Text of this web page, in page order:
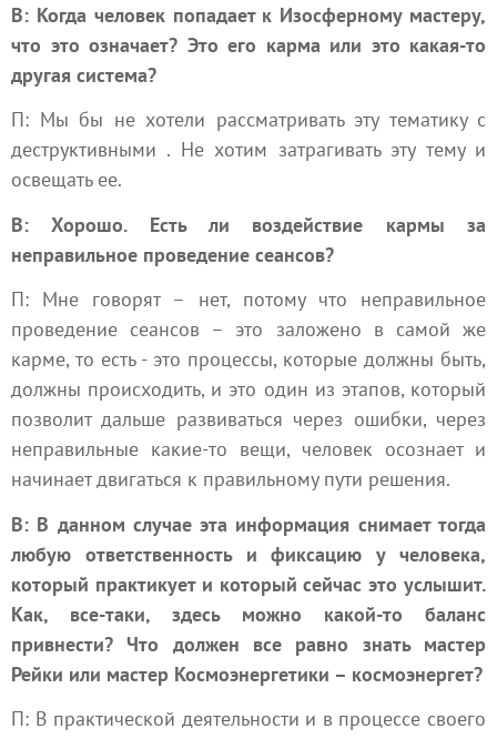
В: Когда человек попадает к Изосферному мастеру,
что это означает? Это его карма или это какая-то
другая система?
П: Мы бы не хотели рассматривать эту тематику с
деструктивными . Не хотим затрагивать эту тему и
освещать ее.
В: Хорошо. Есть ли воздействие кармы за
неправильное проведение сеансов?
П: Мне говорят – нет, потому что неправильное
проведение сеансов – это заложено в самой же
карме, то есть - это процессы, которые должны быть,
должны происходить, и это один из этапов, который
позволит дальше развиваться через ошибки, через
неправильные какие-то вещи, человек осознает и
начинает двигаться к правильному пути решения.
В: В данном случае эта информация снимает тогда
любую ответственность и фиксацию у человека,
который практикует и который сейчас это услышит.
Как, все-таки, здесь можно какой-то баланс
привнести? Что должен все равно знать мастер
Рейки или мастер Космоэнергетики – космоэнергет?
П: В практической деятельности и в процессе своего